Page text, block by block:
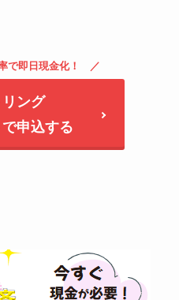
で即日現金化！
ング
申込する